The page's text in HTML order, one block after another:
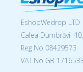
EshopWedrop LTD
Calea Dumbrăvii
Reg No 08429573
VAT No GB